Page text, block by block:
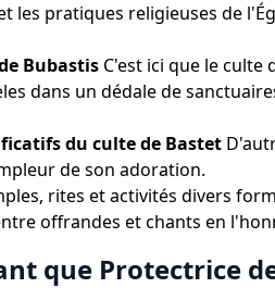
les pratiques religieuses de
Bubastis C'est ici que le culte
dans un dédale de
du culte de Bastet
de son adoration.
rites et activités divers
offrandes et chants en
que Protectrice